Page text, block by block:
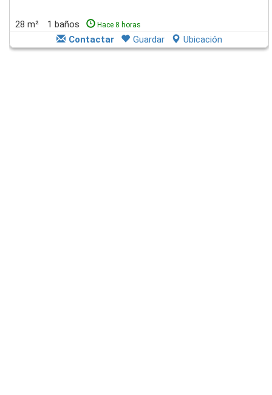
28 m² 1 baños Hace 8 horas
Contactar Guardar Ubicación